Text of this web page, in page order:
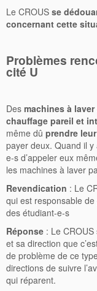
Le CROUS se
concernant cette
Problèmes
cité U
Des machines à
chauffage pareil et
même dû prendre
payer deux. Quand il
e-s d’appeler eux
les machines à laver
Revendication : Le
qui est responsable
des étudiant-e-s
Réponse : Le
et sa direction que
de problème de ce
directions de suivre
qui réparent.